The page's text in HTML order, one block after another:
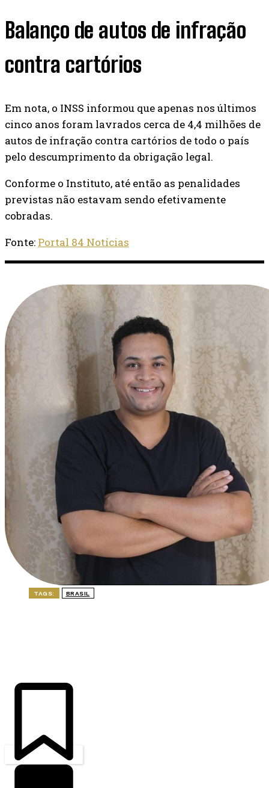
Balanço de autos de infração
contra cartórios
Em nota, o INSS informou que apenas nos últimos
cinco anos foram lavrados cerca de 4,4 milhões de
autos de infração contra cartórios de todo o país
pelo descumprimento da obrigação legal.
Conforme o Instituto, até então as penalidades
previstas não estavam sendo efetivamente
cobradas.
Fonte: Portal 84 Notícias
TAGS: BRASIL